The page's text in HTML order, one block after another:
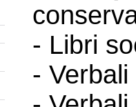
- Libri
-